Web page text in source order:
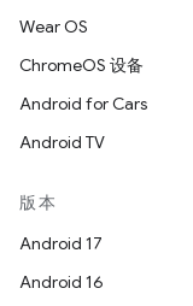
Wear OS
ChromeOS 设备
Android for Cars
Android TV
版本
Android 17
Android 16